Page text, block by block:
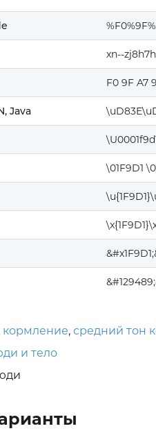
xn--
F0 9F A7
Java
\01F9D1
кормление, средний тон
и тело